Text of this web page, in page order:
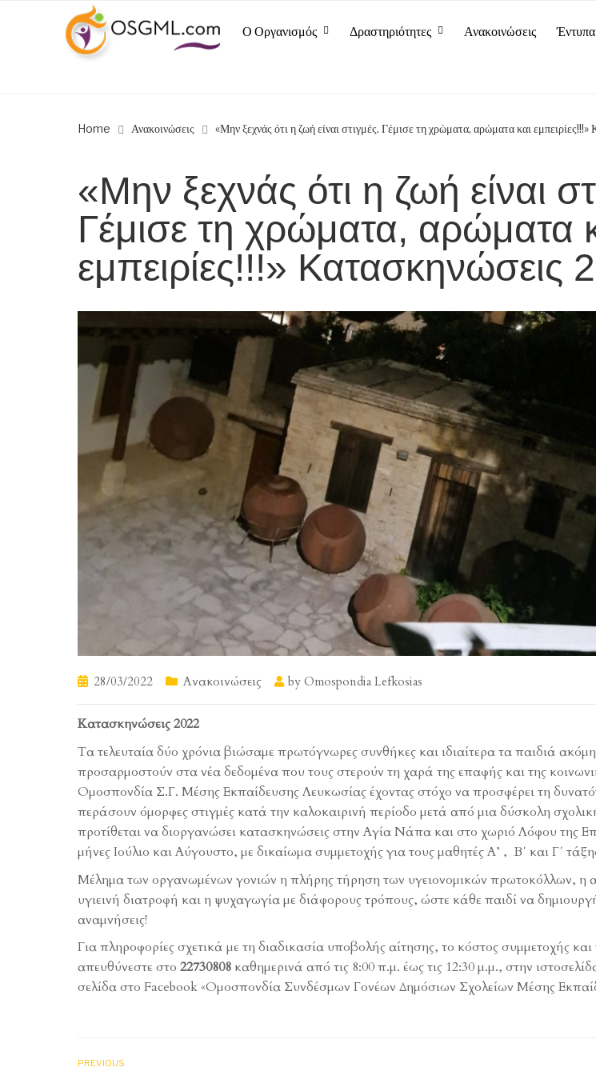
Ο Οργανισμός Δραστηριότητες Ανακοινώσεις Έντυπα
Home Ανακοινώσεις «Μην ξεχνάς ότι η ζωή είναι στιγμές. Γέμισε τη χρώματα, αρώματα και
«Μην ξεχνάς ότι η ζωή είναι
Γέμισε τη χρώματα, αρώματα
εμπειρίες!!!» Κατασκηνώσεις
28/03/2022 Ανακοινώσεις by Omospondia Lefkosias
Κατασκηνώσεις 2022
Τα τελευταία δύο χρόνια βιώσαμε πρωτόγνωρες συνθήκες και ιδιαίτερα τα παιδιά
προσαρμοστούν στα νέα δεδομένα που τους στερούν τη χαρά της επαφής και της
Ομοσπονδία Σ.Γ. Μέσης Εκπαίδευσης Λευκωσίας έχοντας στόχο να προσφέρει τη
περάσουν όμορφες στιγμές κατά την καλοκαιρινή περίοδο μετά από μια δύσκολη
προτίθεται να διοργανώσει κατασκηνώσεις στην Αγία Νάπα και στο χωριό Λόφου της
μήνες Ιούλιο και Αύγουστο, με δικαίωμα συμμετοχής για τους μαθητές Α’ , Β΄ και Γ΄
Μέλημα των οργανωμένων γονιών η πλήρης τήρηση των υγειονομικών πρωτοκόλλων, η
υγιεινή διατροφή και η ψυχαγωγία με διάφορους τρόπους, ώστε κάθε παιδί να
αναμνήσεις!
Για πληροφορίες σχετικά με τη διαδικασία υποβολής αίτησης, το κόστος συμμετοχής
απευθύνεστε στο 22730808 καθημερινά από τις 8:00 π.μ. έως τις 12:30 μ.μ., στην
σελίδα στο Facebook «Ομοσπονδία Συνδέσμων Γονέων Δημόσιων Σχολείων Μέσης
PREVIOUS